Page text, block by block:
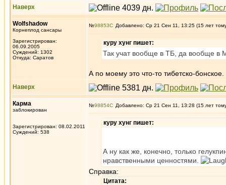
Наверх
Wolfshadow
Корнеплод сансары
Зарегистрирован:
06.09.2005
Суждений: 1302
Откуда: Саратов
№98853 Добавлено: Ср 21 Сен 11, 13:25 (15 лет
куру хунг пишет:
Так учат вообще в ТБ, да вообще в
А по моему это что-то тибетско-бонское.
Наверх
Карма
заблокирован
Зарегистрирован: 08.02.2011
Суждений: 538
№98854 Добавлено: Ср 21 Сен 11, 13:28 (15 лет
куру хунг пишет:
А ну как же, конечно, только
нравственными ценностями.
Справка:
Цитата: